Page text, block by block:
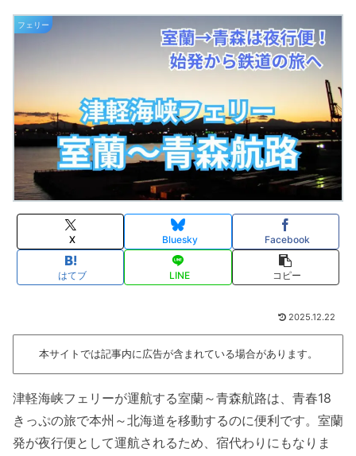
フェリー
X Bluesky Facebook
はてブ LINE コピー
2025.12.22
本サイトでは記事内に広告が含まれている場合があります。
津軽海峡フェリーが運航する室蘭～青森航路は、青春18
きっぷの旅で本州～北海道を移動するのに便利です。室蘭
発が夜行便として運航されるため、宿代わりにもなりま